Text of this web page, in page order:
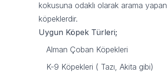
kokusuna odaklı olarak arama yapan
köpeklerdir.
Uygun Köpek Türleri;
Alman Çoban Köpekleri
K-9 Köpekleri ( Tazı, Akita gibi)